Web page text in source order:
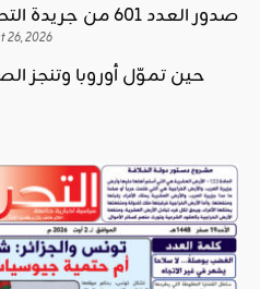
صدور العدد 601 من جريدة التحرير
26, 2026
حين تموّل أوروبا وتنجز